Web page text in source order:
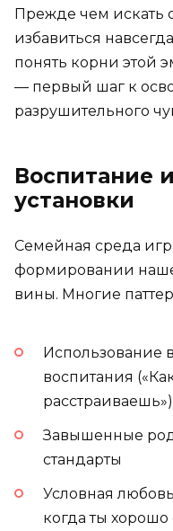
Прежде чем искать
избавиться
понять корни этой
— первый шаг к
разрушительного
Воспитание
установки
Семейная среда
формировании
вины. Многие
Использование
воспитания
расстраиваешь»)
Завышенные
стандарты
Условная
когда ты